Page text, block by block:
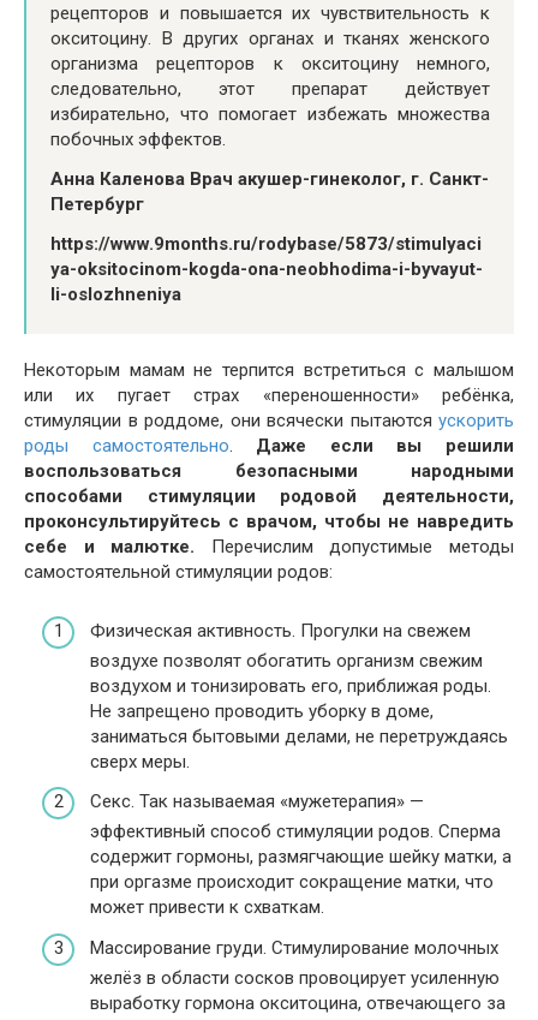
рецепторов и повышается их чувствительность к
окситоцину. В других органах и тканях женского
организма рецепторов к окситоцину немного,
следовательно, этот препарат действует
избирательно, что помогает избежать множества
побочных эффектов.
Анна Каленова Врач акушер-гинеколог, г. Санкт-
Петербург
https://www.9months.ru/rodybase/5873/stimulyaci
ya-oksitocinom-kogda-ona-neobhodima-i-byvayut-
li-oslozhneniya
Некоторым мамам не терпится встретиться с малышом
или их пугает страх «переношенности» ребёнка,
стимуляции в роддоме, они всячески пытаются ускорить
роды самостоятельно. Даже если вы решили
воспользоваться безопасными народными
способами стимуляции родовой деятельности,
проконсультируйтесь с врачом, чтобы не навредить
себе и малютке. Перечислим допустимые методы
самостоятельной стимуляции родов:
Физическая активность. Прогулки на свежем
воздухе позволят обогатить организм свежим
воздухом и тонизировать его, приближая роды.
Не запрещено проводить уборку в доме,
заниматься бытовыми делами, не перетруждаясь
сверх меры.
Секс. Так называемая «мужетерапия» —
эффективный способ стимуляции родов. Сперма
содержит гормоны, размягчающие шейку матки, а
при оргазме происходит сокращение матки, что
может привести к схваткам.
Массирование груди. Стимулирование молочных
желёз в области сосков провоцирует усиленную
выработку гормона окситоцина, отвечающего за